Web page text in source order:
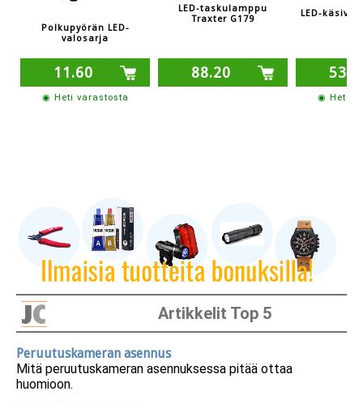
Polkupyörän LED-
valosarja
11.60
◉ Heti varastosta
LED-taskulamppu
Traxter G179
88.20
LED-
◉ Heti
Artikkelit Top 5
Peruutuskameran asennus
Mitä peruutuskameran asennuksessa pitää ottaa
huomioon.